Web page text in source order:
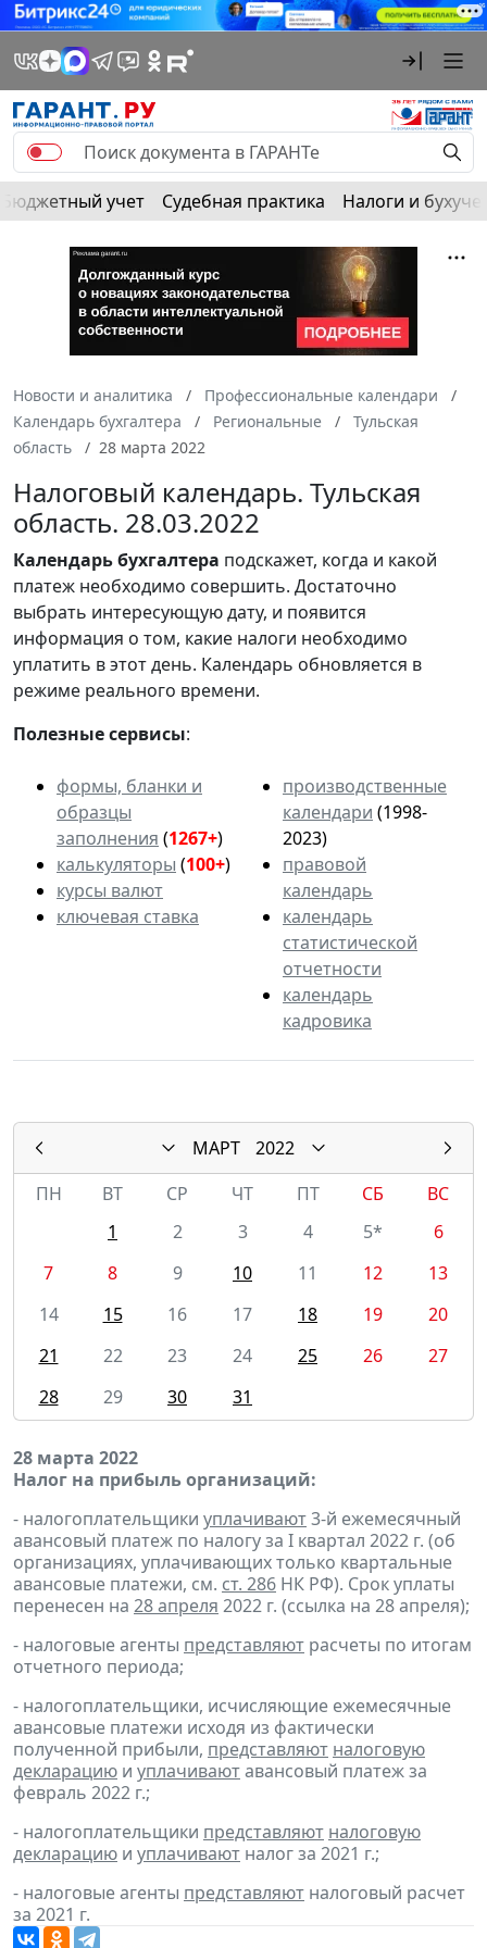
Бюджетный учет Судебная практика Налоги и
Новости и аналитика
Профессиональные календари
Календарь бухгалтера
Региональные
Тульская
область
28 марта 2022
Налоговый календарь. Тульская
область. 28.03.2022
Календарьбухгалтера подскажет, когда и какой
платеж необходимо совершить. Достаточно
выбрать интересующую дату, и появится
информация о том, какие налоги необходимо
уплатить в этот день. Календарь обновляется в
режиме реального времени.
Полезные сервисы:
формы, бланки и
образцы
заполнения (1267+)
калькуляторы (100+)
курсы валют
ключевая ставка
производственные
календари (1998-
2023)
правовой
календарь
календарь
статистической
отчетности
календарь
кадровика
МАРТ
2022
ПН
ВТ СР ЧТ ПТ СБ
ВС
1
2 3 4 5*
6
7
8 9 10 11 12
13
14
15 16 17 18 19
20
21
22 23 24 25 26
27
28
29 30 31
28 марта 2022
Налог на прибыль организаций:
- налогоплательщики уплачивают3-й ежемесячный
авансовый платеж по налогу за I квартал 2022 г. (об
организациях, уплачивающих только квартальные
авансовые платежи, см. ст. 286 НК РФ). Срок уплаты
перенесен на 28 апреля 2022 г. (ссылка на 28 апреля);
- налоговые агенты представляют расчеты по итогам
отчетного периода;
- налогоплательщики, исчисляющие ежемесячные
авансовые платежи исходя из фактически
полученной прибыли, представляют налоговую
декларацию и уплачиваютавансовый платеж за
февраль 2022 г.;
- налогоплательщики представляют налоговую
декларацию и уплачивают налог за 2021 г.;
- налоговые агенты представляют налоговый расчет
за 2021 г.